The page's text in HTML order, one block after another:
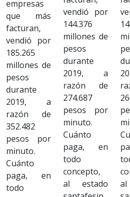
empresas
que más
facturan,
vendió por
185.265
millones de
pesos
durante
2019, a
razón de
352.482
pesos por
minuto.
Cuánto
paga, en
todo
vendió por
144.376
millones de
pesos
durante
2019, a
razón de
274.687
pesos por
minuto.
Cuánto
paga, en
todo
concepto,
al estado